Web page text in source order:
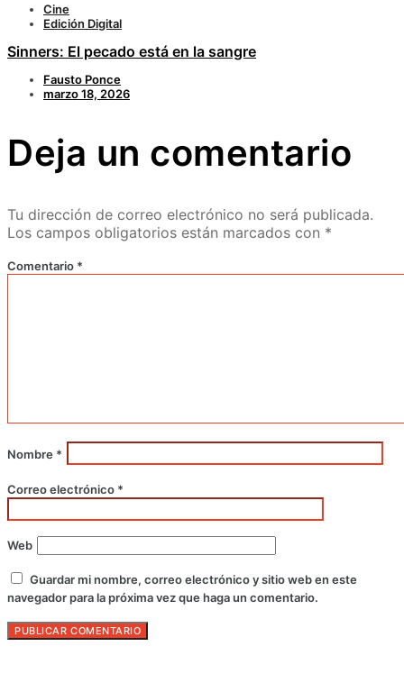
Cine
Edición Digital
Sinners: El pecado está en la sangre
Fausto Ponce
marzo 18, 2026
Deja un comentario
Tu dirección de correo electrónico no será publicada.
Los campos obligatorios están marcados con *
Comentario *
Nombre *
Correo electrónico *
Web
Guardar mi nombre, correo electrónico y sitio web en este
navegador para la próxima vez que haga un comentario.